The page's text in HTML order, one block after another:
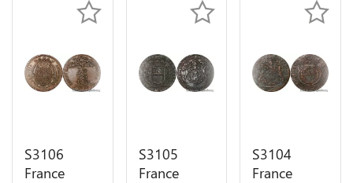
->M offer
->M offer
S3106
France
S3105
France
S3104
France